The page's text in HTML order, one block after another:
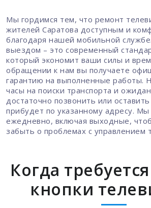
Мы гордимся тем, что ремонт
жителей Саратова доступным и
благодаря нашей мобильной
выездом – это современный
который экономит ваши силы и
обращении к нам вы получаете
гарантию на выполненные работы.
часы на поиски транспорта и
достаточно позвонить или
прибудет по указанному адресу.
ежедневно, включая выходные,
забыть о проблемах с управлением
Когда
кнопки